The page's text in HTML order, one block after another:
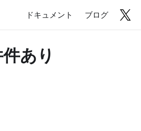
ドキュメント ブログ
あり